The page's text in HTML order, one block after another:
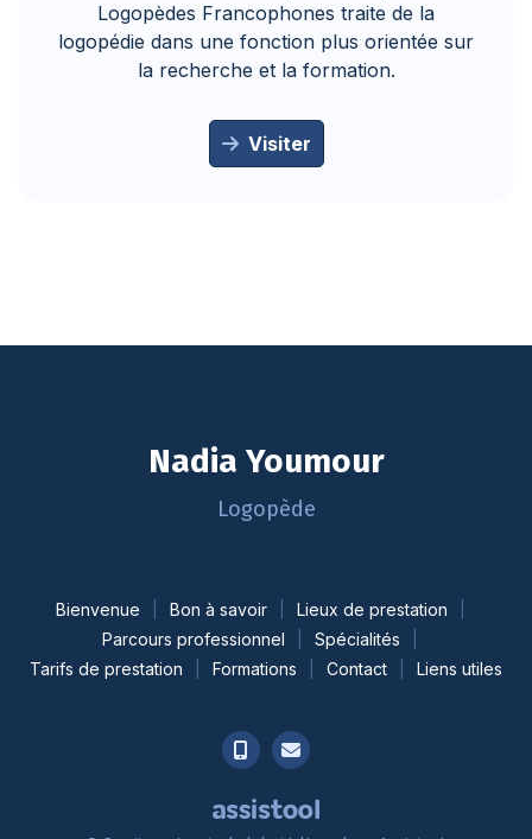
Logopèdes Francophones traite de la
logopédie dans une fonction plus orientée sur
la recherche et la formation.
Visiter
Nadia Youmour
Logopède
Bienvenue Bon à savoir
Lieux de prestation
Parcours professionnel
Spécialités
Tarifs de prestation
Formations Contact Liens utiles